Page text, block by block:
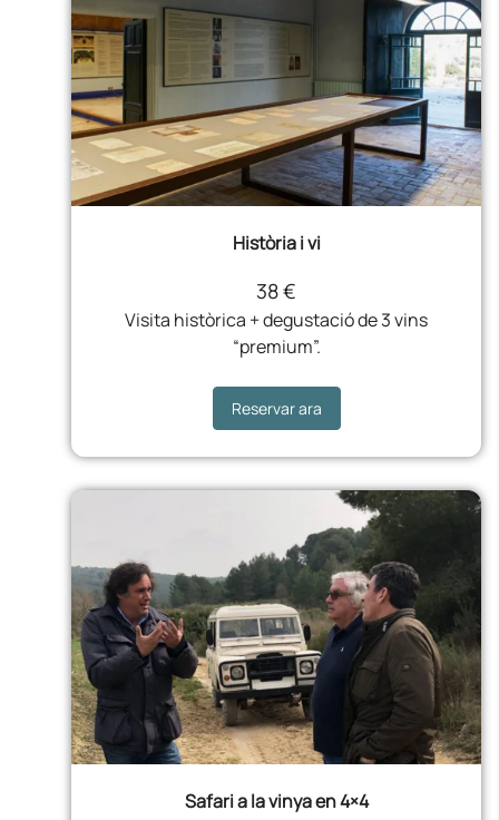
Història i vi
38 €
Visita històrica + degustació de 3 vins
“premium”.
Reservar ara
Safari a la vinya en 4×4